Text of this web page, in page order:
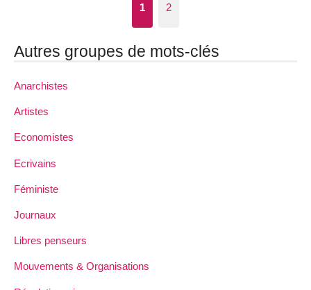
1 2
Autres groupes de mots-clés
Anarchistes
Artistes
Economistes
Ecrivains
Féministe
Journaux
Libres penseurs
Mouvements & Organisations